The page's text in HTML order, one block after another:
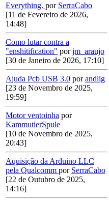
Everything. por SerraCabo
[11 de Fevereiro de 2026,
14:48]
Como lutar contra a
"enshitification" porjm_araujo
[30 de Janeiro de 2026, 17:10]
Ajuda Pcb USB 3.0 porandlig
[23 de Novembro de 2025,
19:59]
Motor ventoinha por
KammutierSpule
[10 de Novembro de 2025,
20:43]
Aquisição da Arduino LLC
pela Qualcomm por SerraCabo
[22 de Outubro de 2025,
14:16]